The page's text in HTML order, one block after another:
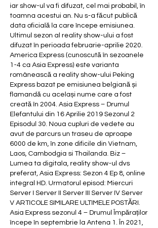
iar show-ul va fi difuzat, cel mai probabil, în
toamna acestui an. Nu s-a făcut publică
data oficială la care începe emisiunea.
Ultimul sezon al reality show-ului a fost
difuzat în perioada februarie-aprilie 2020.
America Express (cunoscută în sezoanele
1-4 ca Asia Express) este varianta
românească a reality show-ului Peking
Express bazat pe emisiunea belgiană și
flamandă cu același nume care a fost
creată în 2004. Asia Express – Drumul
Elefantului din 16 Aprilie 2019 Sezonul 2
Episodul 30. Noua cupluri de vedete au
avut de parcurs un traseu de aproape
6000 de km, în zone dificile din Vietnam,
Laos, Cambodgia si Thailanda. Biz –
Lumea ta digitala, reality show-ul dvs
preferat, Asia Express: Sezon 4 Ep 8, online
integral HD. Urmatorul episod: Miercuri
Server I Server II Server III Server IV Server
V ARTICOLE SIMILARE ULTIMELE POSTĂRI.
Asia Express sezonul 4 – Drumul Împăraților
începe în septembrie la Antena 1. În 2021,